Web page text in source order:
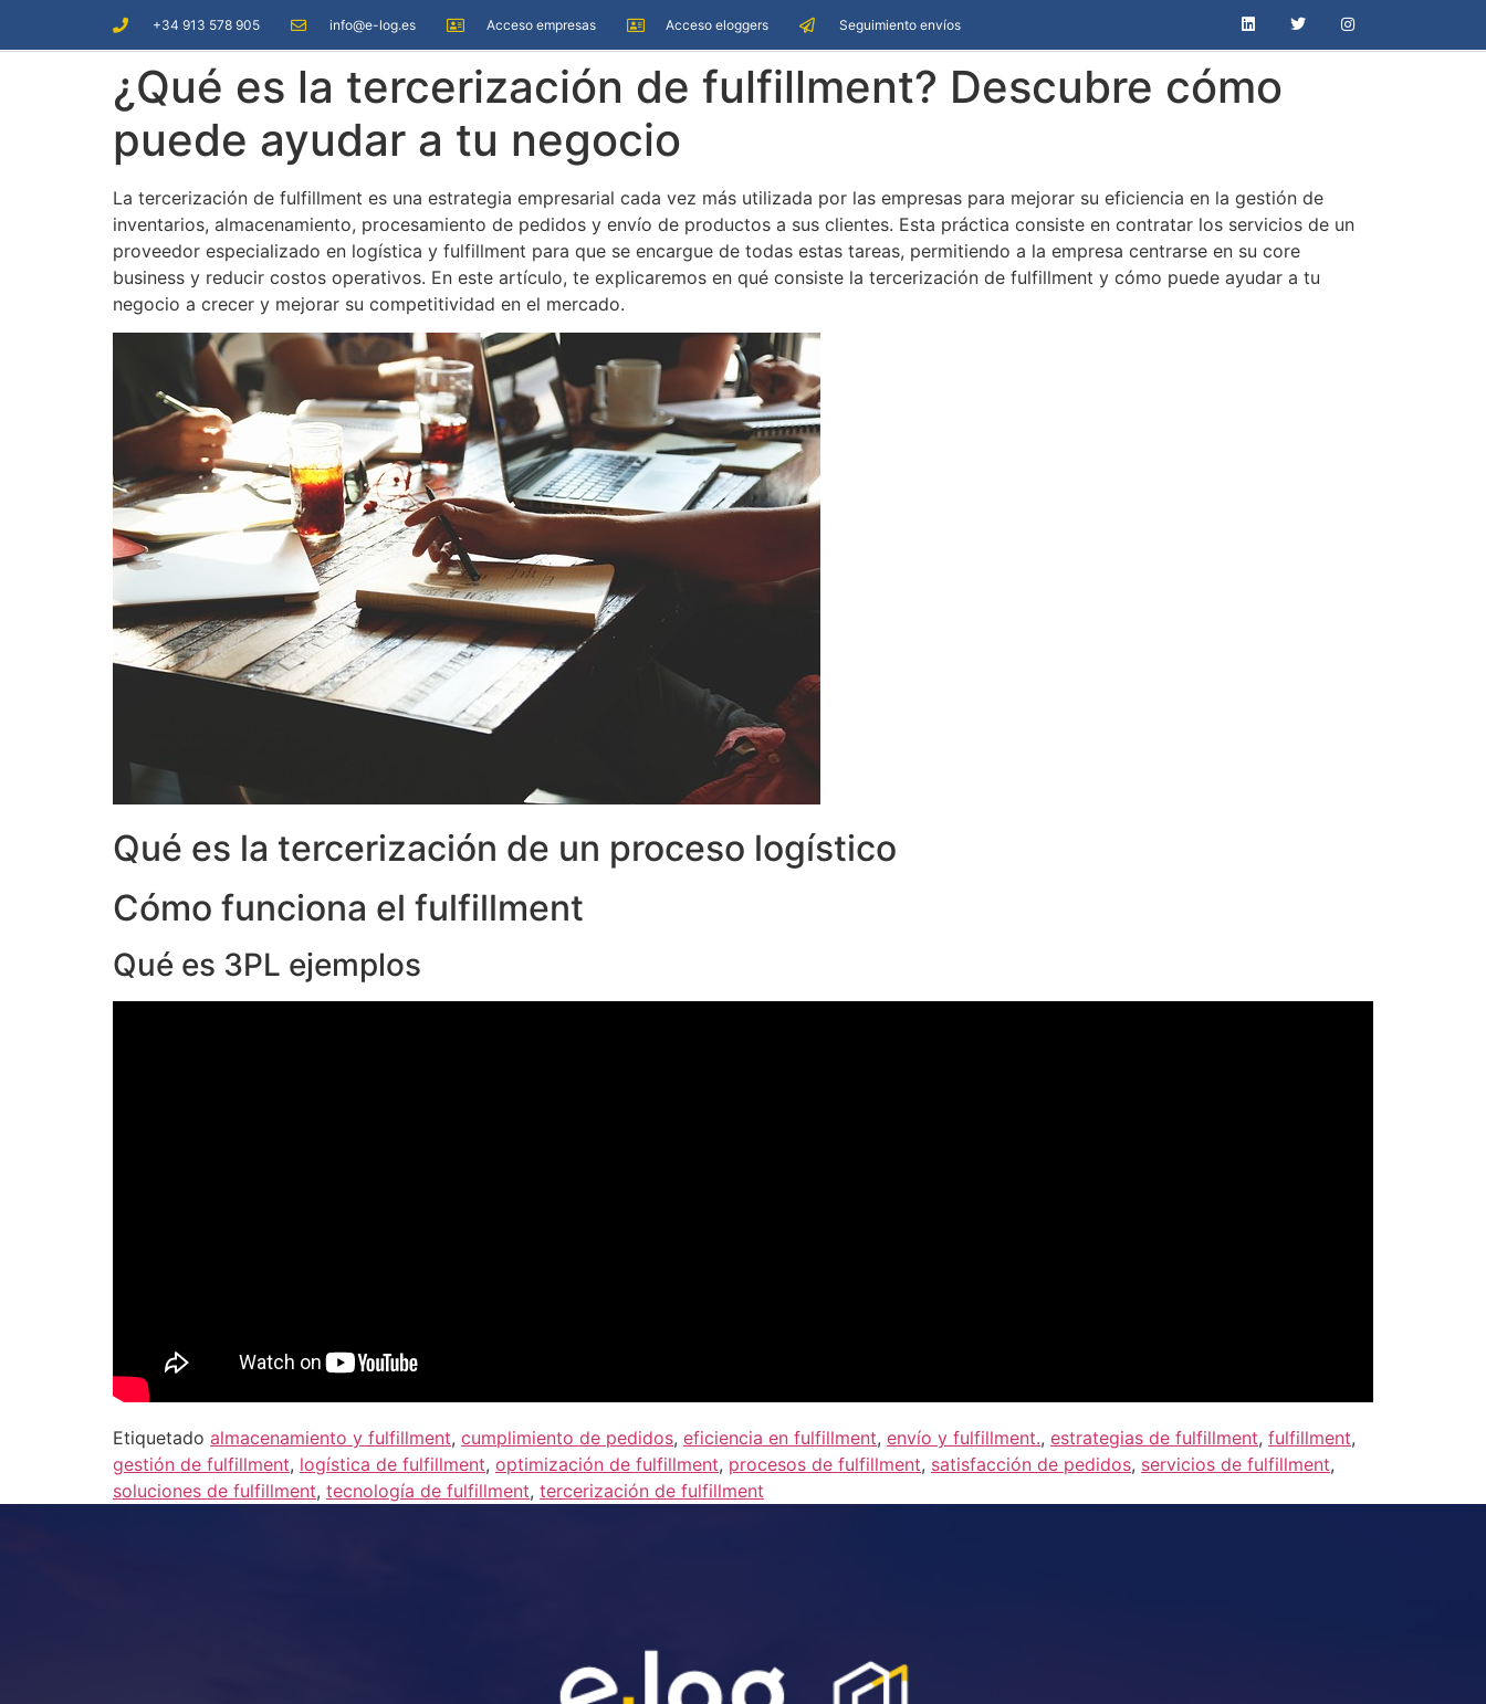
+34 913 578 905 info@e-log.es Acceso empresas Acceso eloggers Seguimiento envíos
¿Qué es la tercerización de fulfillment? Descubre cómo
puede ayudar a tu negocio
La tercerización de fulfillment es una estrategia empresarial cada vez más utilizada por las empresas para mejorar su eficiencia en la gestión de
inventarios, almacenamiento, procesamiento de pedidos y envío de productos a sus clientes. Esta práctica consiste en contratar los servicios de un
proveedor especializado en logística y fulfillment para que se encargue de todas estas tareas, permitiendo a la empresa centrarse en su core
business y reducir costos operativos. En este artículo, te explicaremos en qué consiste la tercerización de fulfillment y cómo puede ayudar a tu
negocio a crecer y mejorar su competitividad en el mercado.
Qué es la tercerización de un proceso logístico
Cómo funciona el fulfillment
Qué es 3PL ejemplos
Etiquetado almacenamiento y fulfillment, cumplimiento de pedidos, eficiencia en fulfillment, envío y fulfillment., estrategias de fulfillment, fulfillment,
gestión de fulfillment, logística de fulfillment, optimización de fulfillment, procesos de fulfillment, satisfacción de pedidos, servicios de fulfillment,
soluciones de fulfillment, tecnología de fulfillment, tercerización de fulfillment